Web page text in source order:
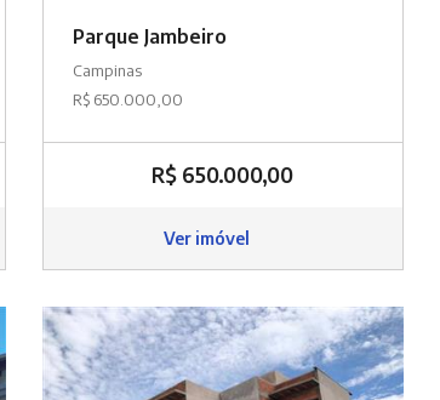
Parque Jambeiro
Campinas
R$ 650.000,00
R$ 650.000,00
Ver imóvel